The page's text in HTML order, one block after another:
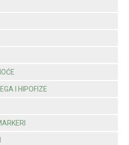
I HIPOFIZE